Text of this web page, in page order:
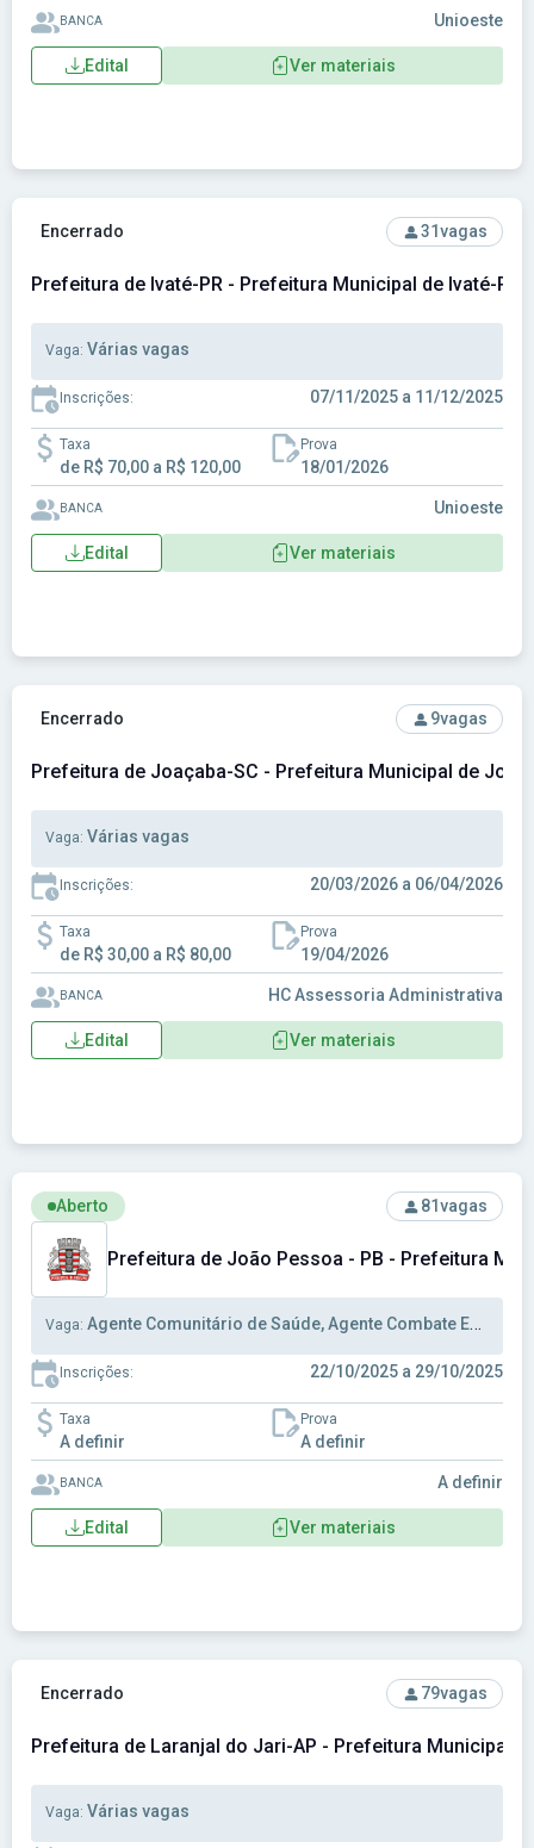
BANCA Unioeste
Edital Ver materiais
Ver concurso: Prefeitura de Ivaté-PR - Prefeitura Municipal
Encerrado 31vagas
Prefeitura de Ivaté-PR - Prefeitura Municipal de Ivaté-PR
Vaga: Várias vagas
Inscrições: 07/11/2025 a 11/12/2025
Taxa
de R$ 70,00 a R$ 120,00
Prova
18/01/2026
BANCA Unioeste
Edital Ver materiais
Ver concurso: Prefeitura de Joaçaba-SC - Prefeitura
Encerrado 9vagas
Prefeitura de Joaçaba-SC - Prefeitura Municipal de
Vaga: Várias vagas
Inscrições: 20/03/2026 a 06/04/2026
Taxa
de R$ 30,00 a R$ 80,00
Prova
19/04/2026
BANCA HC Assessoria Administrativa
Edital Ver materiais
Ver concurso: Prefeitura de João Pessoa - PB - Prefeitura
Aberto 81vagas
Prefeitura de João Pessoa - PB - Prefeitura
Vaga: Agente Comunitário de Saúde, Agente Combate Endemias
Inscrições: 22/10/2025 a 29/10/2025
Taxa
A definir
Prova
A definir
BANCA A definir
Edital Ver materiais
Ver concurso: Prefeitura de Laranjal do Jari-AP - Prefeitura
Encerrado 79vagas
Prefeitura de Laranjal do Jari-AP - Prefeitura Municipal
Vaga: Várias vagas